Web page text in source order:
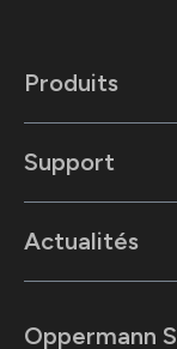
Oppermann
Produits
Support
Actualités